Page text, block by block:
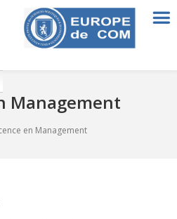
Management
en Management